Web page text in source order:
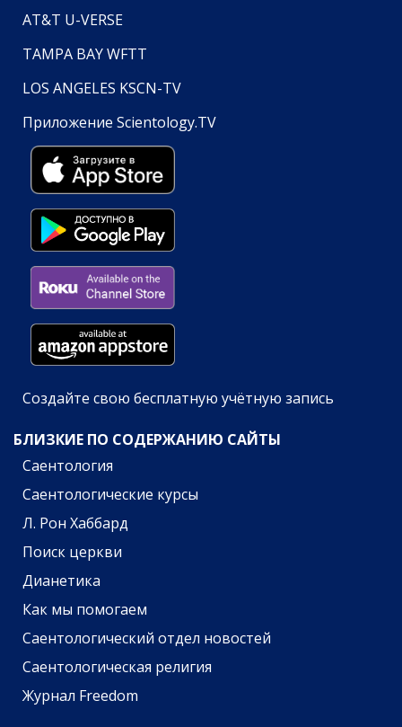
AT&T U-VERSE
TAMPA BAY WFTT
LOS ANGELES KSCN-TV
Приложение Scientology.TV
Создайте свою бесплатную учётную запись
БЛИЗКИЕ ПО СОДЕРЖАНИЮ САЙТЫ
Саентология
Саентологические курсы
Л. Рон Хаббард
Поиск церкви
Дианетика
Как мы помогаем
Саентологический отдел новостей
Саентологическая религия
Журнал Freedom